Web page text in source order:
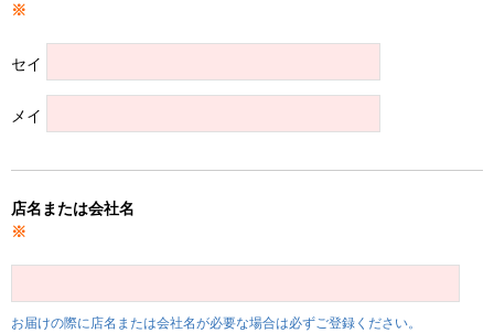
※
セイ
メイ
店名または会社名
※
お届けの際に店名または会社名が必要な場合は必ずご登録ください。